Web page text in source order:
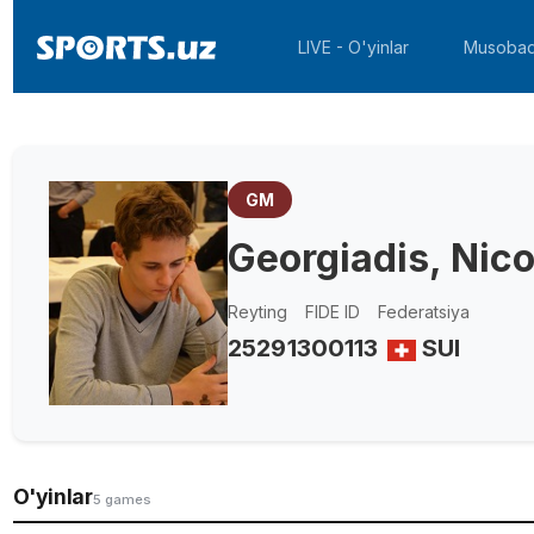
LIVE - O'yinlar
GM
Georgiadis, Nico
Reyting
2529
FIDE ID
1300113
Federatsiya
SUI
O'yinlar5 games